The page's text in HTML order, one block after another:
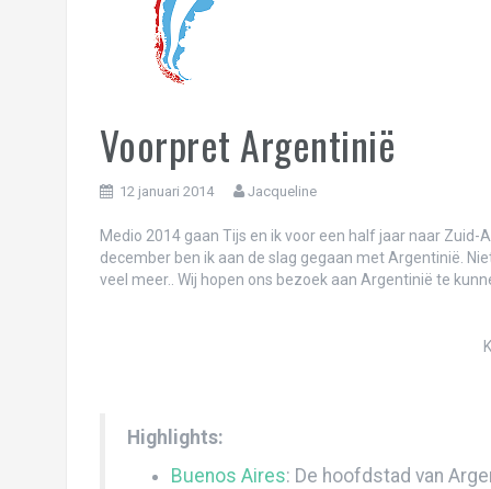
Liefs uit Londen…
Schaapjes tellen in Bristol!
Oh Rio, Cidade Maravilhosa!
Te amamos, Buenos Aires (deel 2)…
We <3 Buenos Aires, deel 1
Voorpret Argentinië
12 januari 2014 Jacqueline
Medio 2014 gaan Tijs en ik voor een half jaar naar
december ben ik aan de slag gegaan met Argentinië.
veel meer.. Wij hopen ons bezoek aan Argentinië te
Highlights:
Buenos Aires: De hoofdstad van